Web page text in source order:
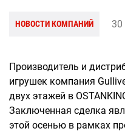
НОВОСТИ КОМПАНИЙ 30
Производитель и
игрушек компания
двух этажей в
Заключенная сделка
этой осенью в рамках